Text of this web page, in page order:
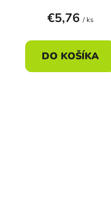
€5,76 / ks
DO KOŠÍKA